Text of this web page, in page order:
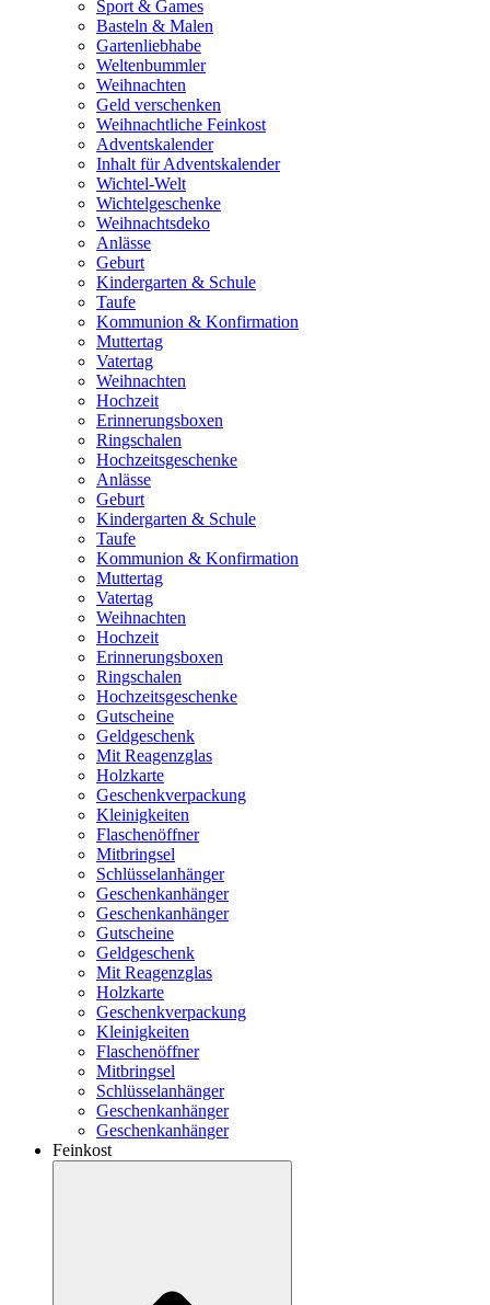
Sport & Games
Basteln & Malen
Gartenliebhabe
Weltenbummler
Weihnachten
Geld verschenken
Weihnachtliche Feinkost
Adventskalender
Inhalt für Adventskalender
Wichtel-Welt
Wichtelgeschenke
Weihnachtsdeko
Anlässe
Geburt
Kindergarten & Schule
Taufe
Kommunion & Konfirmation
Muttertag
Vatertag
Weihnachten
Hochzeit
Erinnerungsboxen
Ringschalen
Hochzeitsgeschenke
Anlässe
Geburt
Kindergarten & Schule
Taufe
Kommunion & Konfirmation
Muttertag
Vatertag
Weihnachten
Hochzeit
Erinnerungsboxen
Ringschalen
Hochzeitsgeschenke
Gutscheine
Geldgeschenk
Mit Reagenzglas
Holzkarte
Geschenkverpackung
Kleinigkeiten
Flaschenöffner
Mitbringsel
Schlüsselanhänger
Geschenkanhänger
Geschenkanhänger
Gutscheine
Geldgeschenk
Mit Reagenzglas
Holzkarte
Geschenkverpackung
Kleinigkeiten
Flaschenöffner
Mitbringsel
Schlüsselanhänger
Geschenkanhänger
Geschenkanhänger
Feinkost